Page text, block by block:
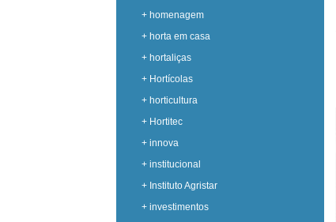
+ homenagem
+ horta em casa
+ hortaliças
+ Hortícolas
+ horticultura
+ Hortitec
+ innova
+ institucional
+ Instituto Agristar
+ investimentos